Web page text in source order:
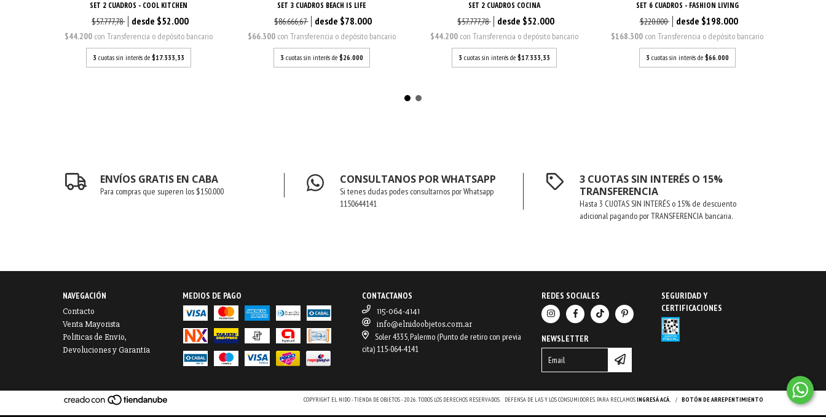
SET 2 CUADROS - COOL KITCHEN
$57.777,78 $52.000
$44.200 con Transferencia o depósito bancario
3 cuotas sin interés de$17.333,33
SET 3 CUADROS BEACH IS LIFE
$86.666,67 $78.000
$66.300 con Transferencia o depósito bancario
3 cuotas sin interés de $26.000
SET 2 CUADROS COCINA
$57.777,78 $52.000
$44.200 con Transferencia o depósito bancario
3 cuotas sin interés de$17.333,33
SET 6 CUADROS - FASHION LIVING
$220.000 $198.000
$168.300 con Transferencia o depósito bancario
3 cuotas sin interés de $66.000
ENVÍOS GRATIS EN CABA
Para compras que superen los $150.000
CONSULTANOS POR WHATSAPP
Si tenes dudas podes consultarnos por Whatsapp
1150644141
3 CUOTAS SIN INTERÉS O 15%
TRANSFERENCIA
Hasta 3 CUOTAS SIN INTERÉS o 15% de descuento
adicional pagando por TRANSFERENCIA bancaria.
NAVEGACIÓN
Contacto
Venta Mayorista
Políticas de Envío,
Devoluciones y Garantía
MEDIOS DE PAGO CONTACTANOS
115-064-4141
info@elnidoobjetos.com.ar
Soler 4335, Palermo (Punto de retiro con previa
cita) 115-064-4141
REDES SOCIALES
NEWSLETTER
SEGURIDAD Y
CERTIFICACIONES
COPYRIGHT EL NIDO - TIENDA DE OBJETOS - 2026. TODOS LOS DERECHOS RESERVADOS. DEFENSA DE LAS Y LOS CONSUMIDORES. PARA RECLAMOSINGRESÁ ACÁ. / BOTÓN DE ARREPENTIMIENTO